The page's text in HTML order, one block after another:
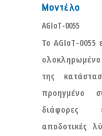
Μοντέλο
AGIoT-0055
Το AGIoT-0055
της
προηγμένο
διάφορες
αποδοτικές